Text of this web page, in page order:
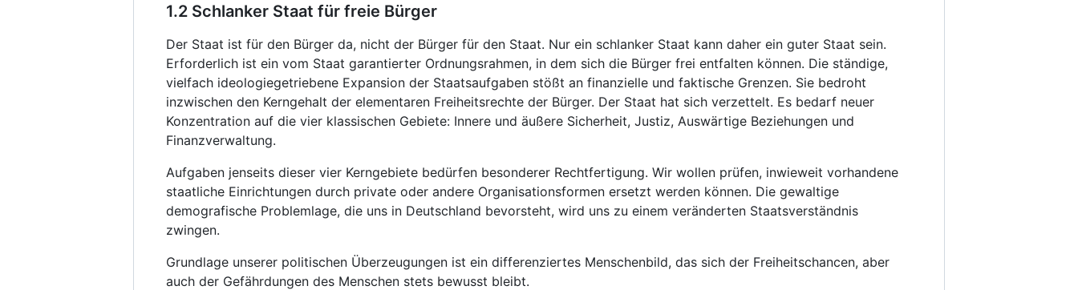
1.2 Schlanker Staat für freie Bürger
Der Staat ist für den Bürger da, nicht der Bürger für den Staat. Nur ein schlanker Staat kann daher ein guter Staat sein.
Erforderlich ist ein vom Staat garantierter Ordnungsrahmen, in dem sich die Bürger frei entfalten können. Die ständige,
vielfach ideologiegetriebene Expansion der Staatsaufgaben stößt an finanzielle und faktische Grenzen. Sie bedroht
inzwischen den Kerngehalt der elementaren Freiheitsrechte der Bürger. Der Staat hat sich verzettelt. Es bedarf neuer
Konzentration auf die vier klassischen Gebiete: Innere und äußere Sicherheit, Justiz, Auswärtige Beziehungen und
Finanzverwaltung.
Aufgaben jenseits dieser vier Kerngebiete bedürfen besonderer Rechtfertigung. Wir wollen prüfen, inwieweit vorhandene
staatliche Einrichtungen durch private oder andere Organisationsformen ersetzt werden können. Die gewaltige
demografische Problemlage, die uns in Deutschland bevorsteht, wird uns zu einem veränderten Staatsverständnis
zwingen.
Grundlage unserer politischen Überzeugungen ist ein differenziertes Menschenbild, das sich der Freiheitschancen, aber
auch der Gefährdungen des Menschen stets bewusst bleibt.